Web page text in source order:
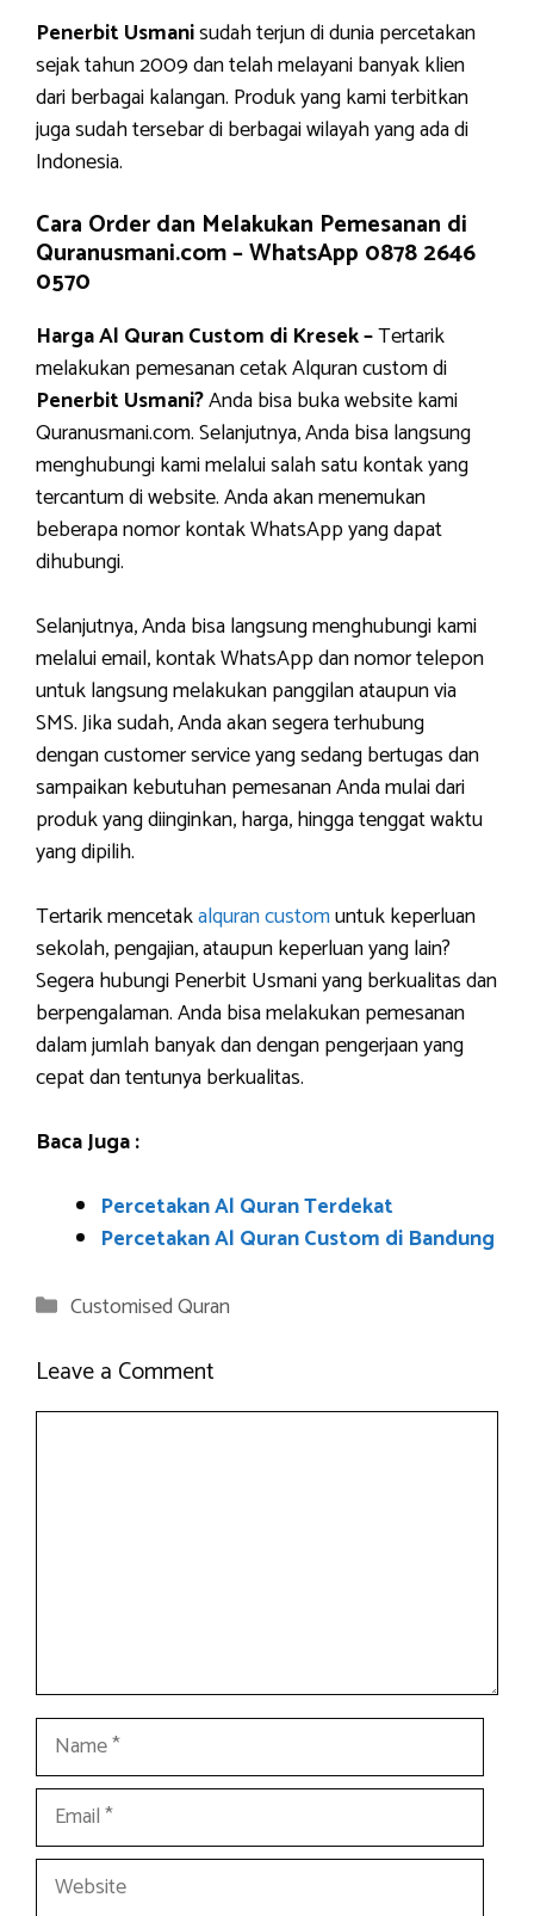
Penerbit Usmanisudah terjun di dunia percetakan
sejak tahun 2009 dan telah melayani banyak klien
dari berbagai kalangan. Produk yang kami terbitkan
juga sudah tersebar di berbagai wilayah yang ada di
Indonesia.
Cara Order dan Melakukan Pemesanan di
Quranusmani.com –WhatsApp 0878 2646
0570
Harga Al Quran Custom di Kresek –Tertarik
melakukan pemesanan cetak Alquran custom di
Penerbit Usmani?Anda bisa buka website kami
Quranusmani.com. Selanjutnya, Anda bisa langsung
menghubungi kami melalui salah satu kontak yang
tercantum di website. Anda akan menemukan
beberapa nomor kontak WhatsApp yang dapat
dihubungi.
Selanjutnya, Anda bisa langsung menghubungi kami
melalui email, kontak WhatsApp dan nomor telepon
untuk langsung melakukan panggilan ataupun via
SMS. Jika sudah, Anda akan segera terhubung
dengan customer service yang sedang bertugas dan
sampaikan kebutuhan pemesanan Anda mulai dari
produk yang diinginkan, harga, hingga tenggat waktu
yang dipilih.
Tertarik mencetakalquran customuntuk keperluan
sekolah, pengajian, ataupun keperluan yang lain?
Segera hubungi Penerbit Usmani yang berkualitas dan
berpengalaman. Anda bisa melakukan pemesanan
dalam jumlah banyak dan dengan pengerjaan yang
cepat dan tentunya berkualitas.
Baca Juga :
Percetakan Al Quran Terdekat
Percetakan Al Quran Custom di Bandung
Categories
Customised Quran
Leave a Comment
Name
Email
Website